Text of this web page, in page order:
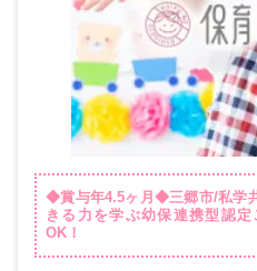
◆賞与年4.5ヶ月◆三郷市/私学
きる力を学ぶ幼保連携型認
OK！